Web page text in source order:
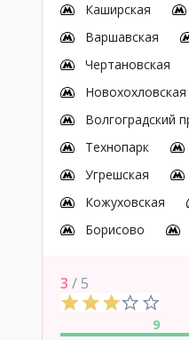
Каширская
Варшавская
Чертановская
Новохохловская
Волгоградский
Технопарк
Угрешская
Кожуховская
Борисово
3 / 5
9